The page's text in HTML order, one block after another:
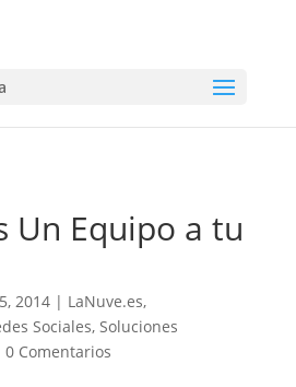
Un Equipo a tu
2014| LaNuve.es,
Sociales, Soluciones
0 Comentarios